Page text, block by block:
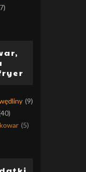
(9)
(5)